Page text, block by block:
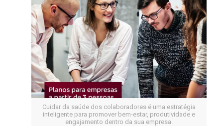
Cuidar da saúde dos colaboradores é uma estratégia
inteligente para promover bem-estar, produtividade e
engajamento dentro da sua empresa.